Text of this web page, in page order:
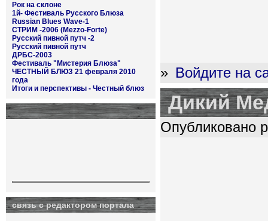
Рок на склоне
1й- Фестиваль Русского Блюза
Russian Blues Wave-1
СТРИМ -2006 (Mezzo-Forte)
Русский пивной путч -2
Русский пивной путч
ДРБС-2003
Фестиваль "Мистерия Блюза"
ЧЕСТНЫЙ БЛЮЗ 21 февраля 2010
года
Итоги и перспективы - Честный блюз
связь с редактором портала
» Войдите на
Дикий
Опубликовано